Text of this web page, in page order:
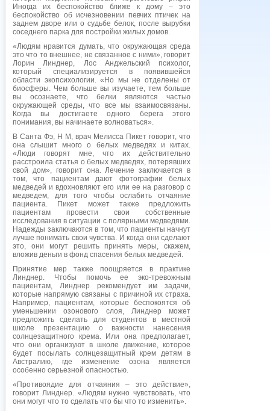
Иногда их беспокойство ближе к дому – это
беспокойство об исчезновении певчих птичек на
заднем дворе или о судьбе белок, после вырубки
соседнего парка для постройки жилых домов.
«Людям нравится думать, что окружающая среда
это что то внешнее, не связанное с ними», говорит
Лорин Линднер, Лос Анджельский психолог,
который специализируется в появившейся
области экопсихологии. «Но мы не отделены от
биосферы. Чем больше вы изучаете, тем больше
вы осознаете, что белки являются частью
окружающей среды, что все мы взаимосвязаны.
Когда вы достигаете одного берега этого
понимания, вы начинаете волноваться».
В Санта Фэ, Н М, врач Мелисса Пикет говорит, что
она слышит много о белых медведях и китах.
«Люди говорят мне, что их действительно
расстроила статья о белых медведях, потерявших
свой дом», говорит она. Лечение заключается в
том, что пациентам дают фотографии белых
медведей и вдохновляют его или ее на разговор с
медведем, для того чтобы ослабить отчаяние
пациента. Пикет может также предложить
пациентам провести свои собственные
исследования в ситуации с полярными медведями.
Надежды заключаются в том, что пациенты начнут
лучше понимать свои чувства. И когда они сделают
это, они могут решить принять меры, скажем,
вложив деньги в фонд спасения белых медведей.
Принятие мер также поощряется в практике
Линднер. Чтобы помочь ее эко-тревожным
пациентам, Линднер рекомендует им задачи,
которые напрямую связаны с причиной их страха.
Например, пациентам, которые беспокоятся об
уменьшении озонового слоя, Линднер может
предложить сделать для студентов в местной
школе презентацию о важности нанесения
солнцезащитного крема. Или она предполагает,
что они организуют в школе движение, которое
будет посылать солнцезащитный крем детям в
Австралию, где изменение озона является
особенно серьезной опасностью.
«Противоядие для отчаяния – это действие»,
говорит Линднер. «Людям нужно чувствовать, что
они могут что то сделать что бы что то изменить».